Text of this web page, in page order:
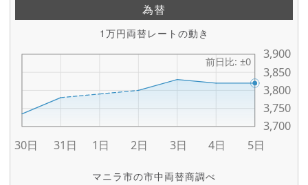
為替
1万円両替レートの動き
マニラ市の市中両替商調べ